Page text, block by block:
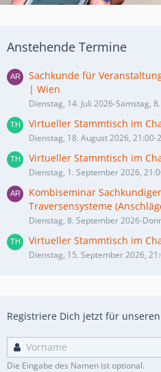
Anstehende Termine
Sachkunde für
| Wien
Dienstag, 14. Juli 2026-Samstag,
Virtueller Stammtisch im
Dienstag, 18. August 2026, 21:00-
Virtueller Stammtisch im
Dienstag, 1. September 2026,
Kombiseminar
Traversensysteme
Dienstag, 8. September 2026-
Virtueller Stammtisch im
Dienstag, 15. September 2026,
Registriere Dich jetzt für
Die Eingabe des Namen ist optional.